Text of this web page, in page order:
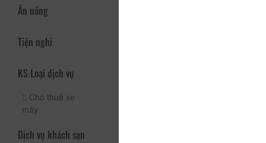
Ăn uống
Tiện nghi
KS Loại dịch vụ
Cho thuê xe
máy
Dịch vụ khách sạn